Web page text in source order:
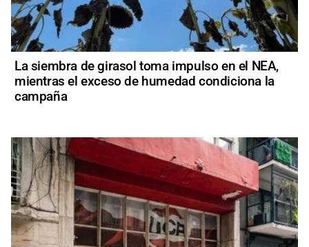
La siembra de girasol toma impulso en el NEA,
mientras el exceso de humedad condiciona la
campaña